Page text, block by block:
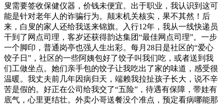
叟需要签收保健仪器，价钱未便宜。出于职业，我认识到这可
能是针对老年人的诈骗行为。颠末机关核实，果不其然！后
来，白叟的家人还给我送来锦旗。入行12年，我从一线快递员
干到了网点司理，客岁还获得韵达集团“最佳网点司理”。一步
一个脚印，普通岗亭也强人生出彩。每月28日是社区的“爱心
饺子日”，社区的一些阿姨包好了饺子叫我们吃，或者送到我
们工做坐点。她们亲手包的饺子让我吃出了家的味道，感受很
温暖。我丈夫前几年因病归天，端赖我拉扯孩子长大，说不辛
苦是假的。好正在公司给我交了“五险”，待遇有保障，带娃有
底气，心里更结壮。外卖小哥送餐没个准点，预定看病哪能那